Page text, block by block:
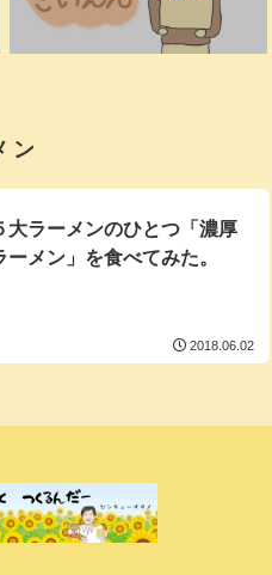
ン
大ラーメンのひとつ「濃厚
ーメン」を食べてみた。
2018.06.02